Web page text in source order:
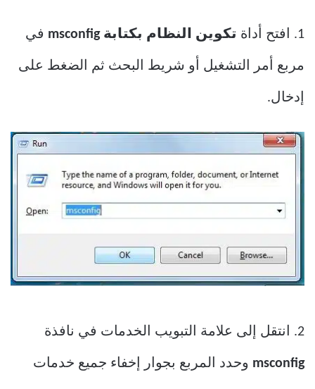
1. افتح أداة تكوين النظام بكتابة msconfig في
مربع أمر التشغيل أو شريط البحث ثم الضغط على
إدخال.
2. انتقل إلى علامة التبويب الخدمات في نافذة
msconfig وحدد المربع بجوار إخفاء جميع خدمات